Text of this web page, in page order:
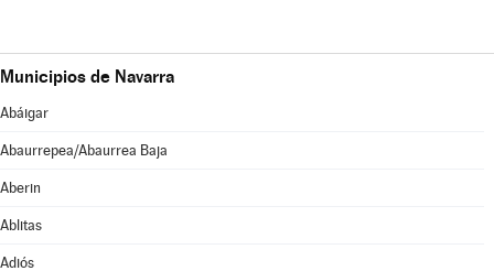
Municipios de Navarra
Abáigar
Abaurrepea/Abaurrea Baja
Aberin
Ablitas
Adiós